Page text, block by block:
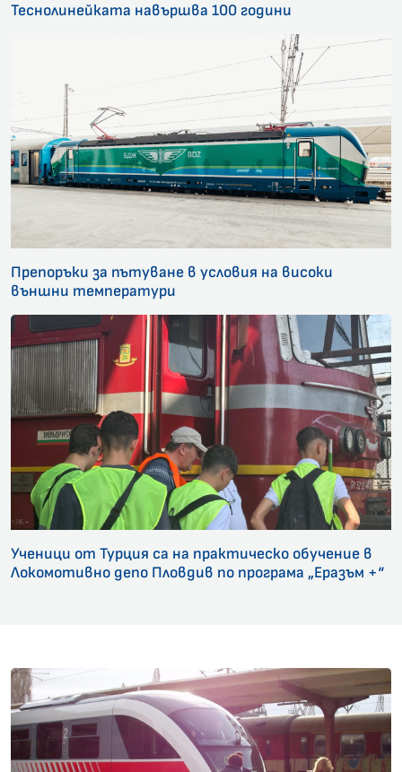
Теснолинейката навършва 100 години
Препоръки за пътуване в условия на високи
външни температури
Ученици от Турция са на практическо обучение в
Локомотивно депо Пловдив по програма „Еразъм +“